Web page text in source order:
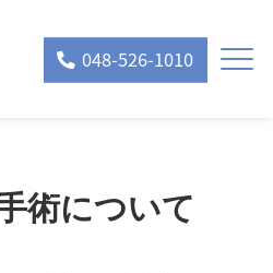
048-526-1010
術について